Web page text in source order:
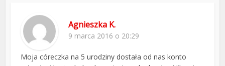
Agnieszka K.
9 marca 2016 o 20:29
Moja córeczka na 5 urodziny dostała od nas konto